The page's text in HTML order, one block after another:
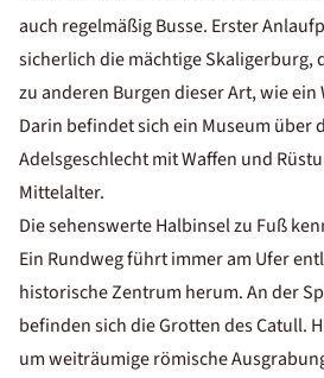
auch regelmäßig Busse. Erster
sicherlich die mächtige Skaligerburg,
zu anderen Burgen dieser Art, wie
Darin befindet sich ein Museum über
Adelsgeschlecht mit Waffen und
Mittelalter.
Die sehenswerte Halbinsel zu Fuß
Ein Rundweg führt immer am Ufer
historische Zentrum herum. An der
befinden sich die Grotten des Catull.
um weiträumige römische